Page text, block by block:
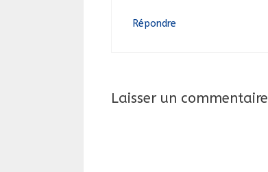
Répondre
Laisser un commentaire